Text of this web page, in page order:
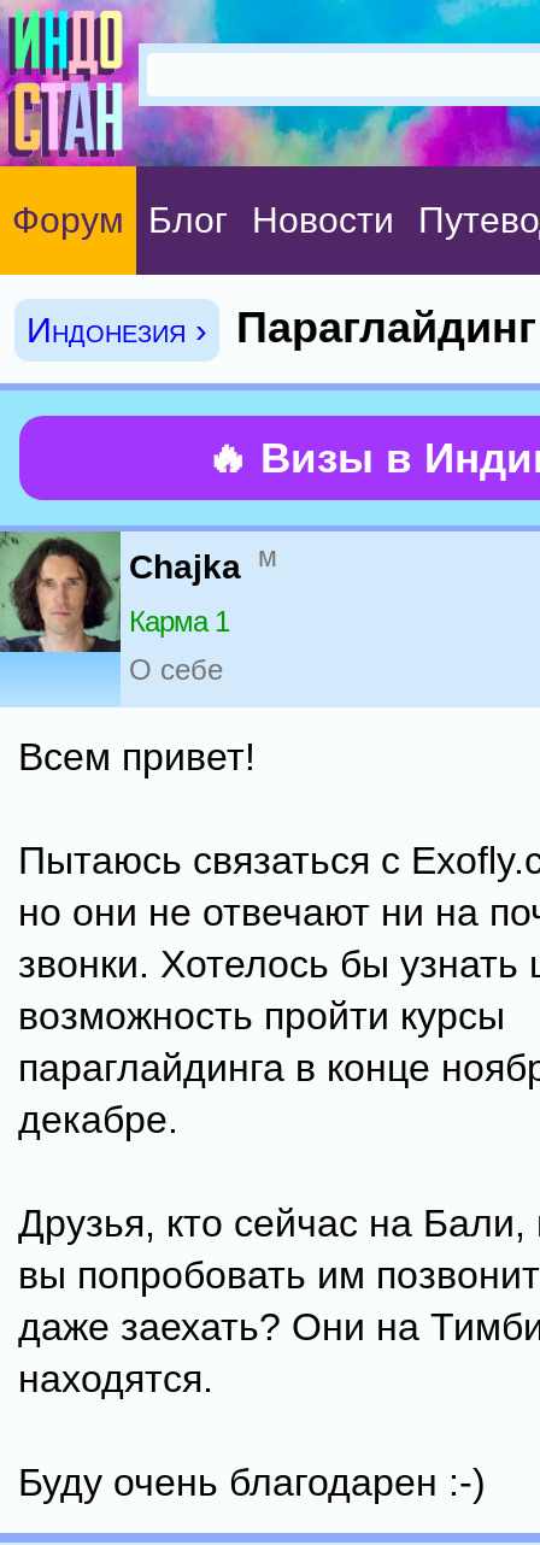
Форум Блог Новости
Индонезия ›
🔥 Визы в
Chajka м
Карма 1
О себе
Всем привет!
Пытаюсь связаться с
но они не отвечают ни на
звонки. Хотелось бы узнать
возможность пройти курсы
параглайдинга в конце
декабре.
Друзья, кто сейчас на
вы попробовать им
даже заехать? Они на
находятся.
Буду очень благодарен :-)